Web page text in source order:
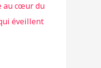
au cœur du
éveillent